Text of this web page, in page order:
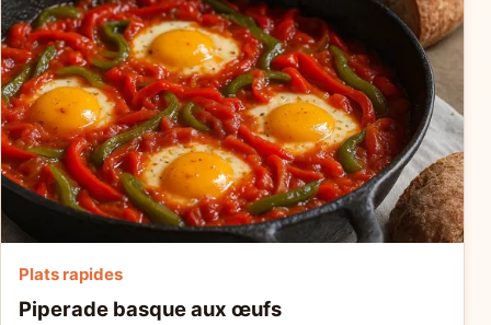
Plats rapides
Piperade basque aux œufs